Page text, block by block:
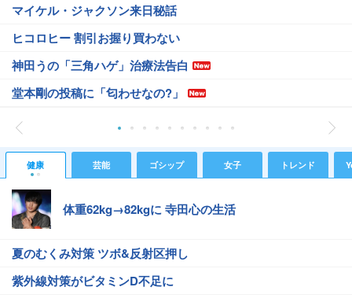
マイケル・ジャクソン来日秘話
ヒコロヒー 割引お握り買わない
神田うの「三角ハゲ」治療法告白
堂本剛の投稿に「匂わせなの?」
健康 芸能 ゴシップ 女子 トレンド
体重62kg→82kgに 寺田心の生活
夏のむくみ対策 ツボ&反射区押し
紫外線対策がビタミンD不足に